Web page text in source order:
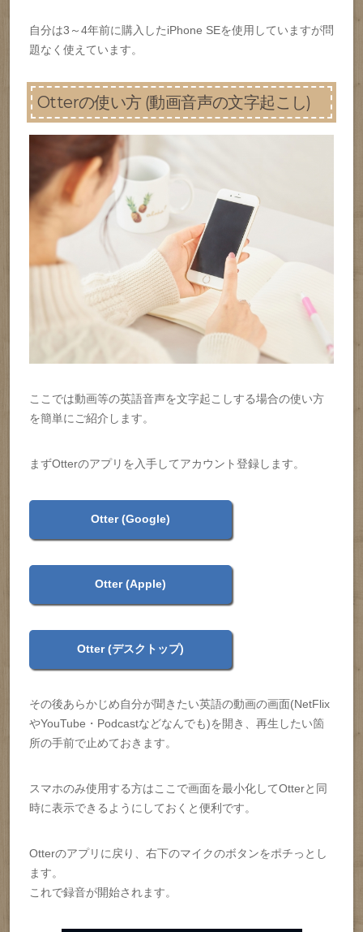
自分は3～4年前に購入したiPhone SEを使用していますが問
題なく使えています。
Otterの使い方 (動画音声の文字起こし)
ここでは動画等の英語音声を文字起こしする場合の使い方
を簡単にご紹介します。
まずOtterのアプリを入手してアカウント登録します。
Otter (Google)
Otter (Apple)
Otter (デスクトップ)
その後あらかじめ自分が聞きたい英語の動画の画面(NetFlix
やYouTube・Podcastなどなんでも)を開き、再生したい箇
所の手前で止めておきます。
スマホのみ使用する方はここで画面を最小化してOtterと同
時に表示できるようにしておくと便利です。
Otterのアプリに戻り、右下のマイクのボタンをポチっとし
ます。
これで録音が開始されます。